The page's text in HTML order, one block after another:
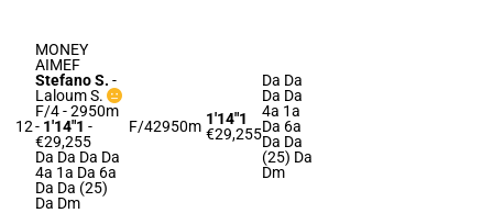
12
MONEY
AIMEF
Stefano S. -
Laloum S.
F/4 - 2950m
- 1'14"1 -
€29,255
Da Da Da Da
4a 1a Da 6a
Da Da (25)
Da Dm
F/42950m 1'14"1
€29,255
Da Da
Da Da
4a 1a
Da 6a
Da Da
(25) Da
Dm